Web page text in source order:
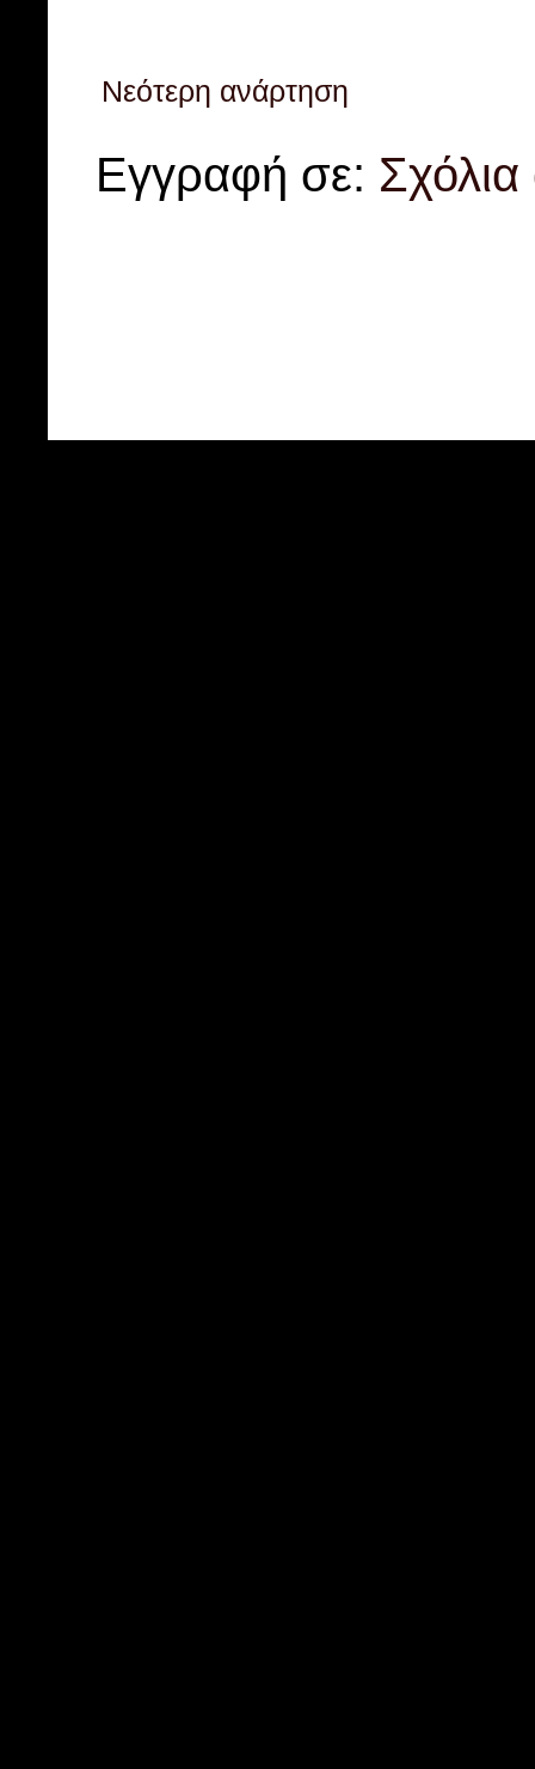
Νεότερη ανάρτηση
Εγγραφή σε: